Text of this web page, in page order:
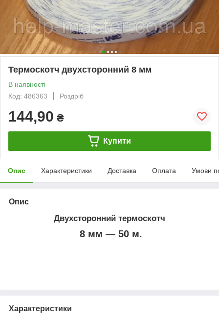
Термоскотч двухсторонний 8 мм
В наявності
Код: 486363
Роздріб
144,90 ₴
Купити
Опис Характеристики Доставка Оплата Умови
Опис
Двухсторонний термоскотч
8 мм — 50 м.
Характеристики